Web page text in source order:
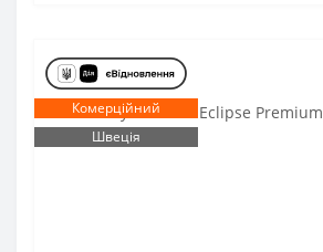
Комерційний
Швеція